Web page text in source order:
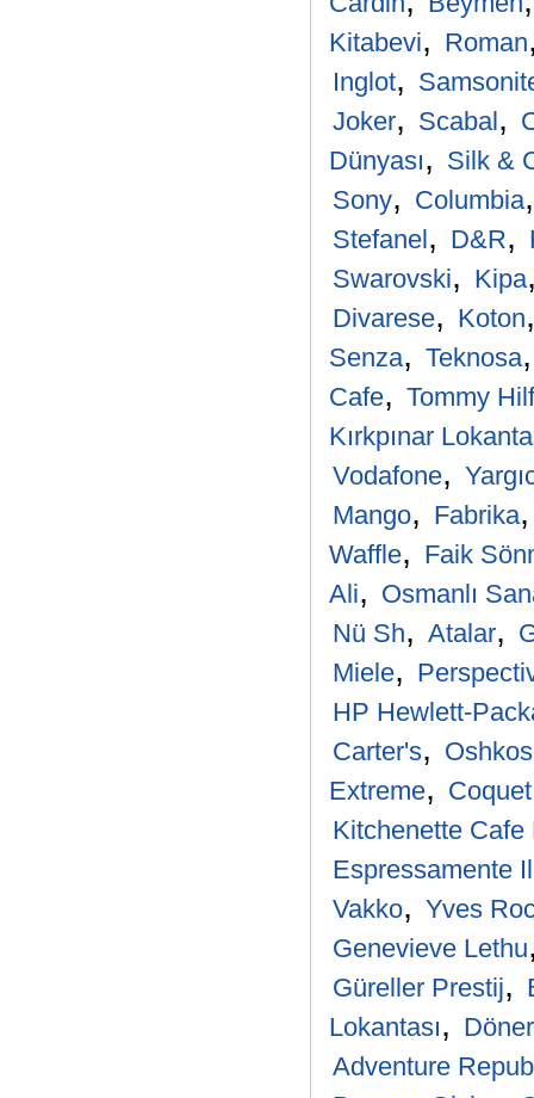
Kitabevi, Roman
Inglot,
Joker, Scabal,
Dünyası, Silk &
Sony, Columbia
Stefanel, D&R,
Swarovski, Kipa
Divarese, Koton
Senza, Teknosa
Cafe, Tommy
Kırkpınar
Vodafone,
Mango, Fabrika
Waffle, Faik
Ali, Osmanlı
Nü Sh, Atalar,
Miele,
HP Hewlett-
Carter's,
Extreme,
Kitchenette Cafe
Espressamente
Vakko, Yves
Genevieve Lethu
Güreller Prestij,
Lokantası,
Adventure